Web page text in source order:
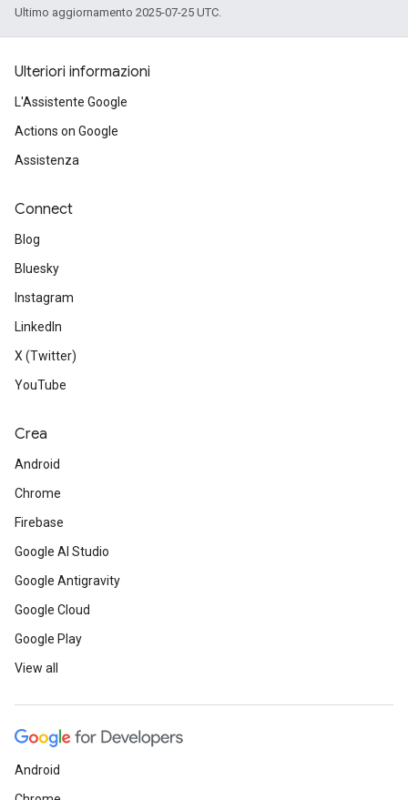
Ultimo aggiornamento 2025-07-25 UTC.
Ulteriori informazioni
L'Assistente Google
Actions on Google
Assistenza
Connect
Blog
Bluesky
Instagram
LinkedIn
X (Twitter)
YouTube
Crea
Android
Chrome
Firebase
Google AI Studio
Google Antigravity
Google Cloud
Google Play
View all
Android